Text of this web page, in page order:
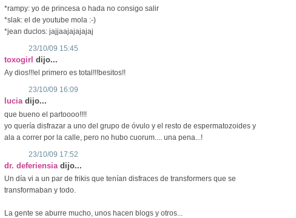
*rampy: yo de princesa o hada no consigo salir
*slak: el de youtube mola :-)
*jean duclos: jajjaajajajajaj
23/10/09 15:45
toxogirl dijo...
Ay dios!!!el primero es total!!!besitos!!
23/10/09 16:09
lucia dijo...
que bueno el partoooo!!!!
yo quería disfrazar a uno del grupo de óvulo y el resto de espermatozoides y
ala a correr por la calle, pero no hubo cuorum.... una pena...!
23/10/09 17:52
dr. deferiensia dijo...
Un día vi a un par de frikis que tenían disfraces de transformers que se
transformaban y todo.
La gente se aburre mucho, unos hacen blogs y otros...